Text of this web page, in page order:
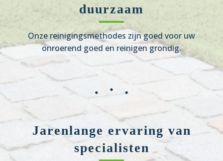
duurzaam
Onze reinigingsmethodes zijn goed voor uw
onroerend goed en reinigen grondig.
Jarenlange ervaring van
specialisten